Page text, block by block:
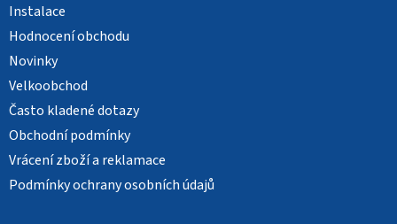
Instalace
Hodnocení obchodu
Novinky
Velkoobchod
Často kladené dotazy
Obchodní podmínky
Vrácení zboží a reklamace
Podmínky ochrany osobních údajů